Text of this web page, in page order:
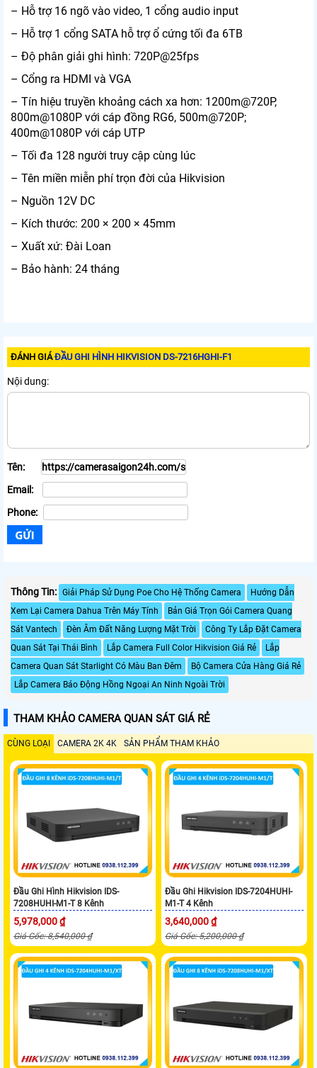
– Hỗ trợ 16 ngõ vào video, 1 cổng audio input
– Hỗ trợ 1 cổng SATA hỗ trợ ổ cứng tối đa 6TB
– Độ phân giải ghi hình: 720P@25fps
– Cổng ra HDMI và VGA
– Tín hiệu truyền khoảng cách xa hơn: 1200m@720P,
800m@1080P với cáp đồng RG6, 500m@720P;
400m@1080P với cáp UTP
– Tối đa 128 người truy cập cùng lúc
– Tên miền miễn phí trọn đời của Hikvision
– Nguồn 12V DC
– Kích thước: 200 × 200 × 45mm
– Xuất xứ: Đài Loan
– Bảo hành: 24 tháng
ĐÁNH GIÁĐẦU GHI HÌNH HIKVISION DS-7216HGHI-F1
Nội dung:
Tên:
Email:
Phone:
Thông Tin: Giải Pháp Sử Dụng Poe Cho Hệ Thống Camera
Hướng Dẫn
Xem Lại Camera Dahua Trên Máy Tính
Bản Giá Trọn Gói Camera Quang
Sát Vantech
Đèn Âm Đất Năng Lượng Mặt Trời
Công Ty Lắp Đặt Camera
Quan Sát Tại Thái Bình
Lắp Camera Full Color Hikvision Giá Rẻ
Lắp
Camera Quan Sát Starlight Có Màu Ban Đêm
Bộ Camera Cửa Hàng Giá Rẻ
Lắp Camera Báo Động Hồng Ngoại An Ninh Ngoài Trời
THAM KHẢO CAMERA QUAN SÁT GIÁ RẺ
CÙNG LOẠI CAMERA 2K 4K SẢN PHẨM THAM KHẢO
Đầu Ghi Hình Hikvision IDS-
7208HUHI-M1-T 8 Kênh
5,978,000 ₫
Giá Gốc: 8,540,000 ₫
Đầu Ghi Hikvision IDS-7204HUHI-
M1-T 4 Kênh
3,640,000 ₫
Giá Gốc: 5,200,000 ₫